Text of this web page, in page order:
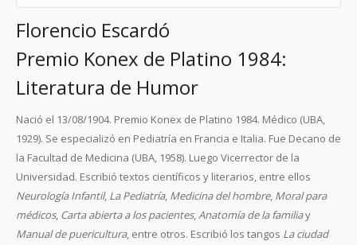
Florencio Escardó
Premio Konex de Platino 1984:
Literatura de Humor
Nació el 13/08/1904. Premio Konex de Platino 1984. Médico (UBA,
1929). Se especializó en Pediatría en Francia e Italia. Fue Decano de
la Facultad de Medicina (UBA, 1958). Luego Vicerrector de la
Universidad. Escribió textos científicos y literarios, entre ellos
Neurología Infantil, La Pediatría, Medicina del hombre, Moral para
médicos, Carta abierta a los pacientes,Anatomía de la familiay
Manual de puericultura, entre otros. Escribió los tangos La ciudad